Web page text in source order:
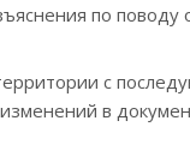
по поводу
с
изменений в